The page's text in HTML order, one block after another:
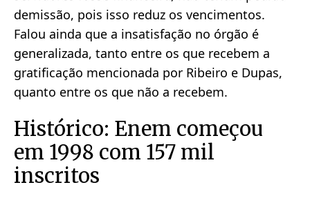
demissão, pois isso reduz os vencimentos.
Falou ainda que a insatisfação no órgão é
generalizada, tanto entre os que recebem a
gratificação mencionada por Ribeiro e Dupas,
quanto entre os que não a recebem.
Histórico: Enem começou
em 1998 com 157 mil
inscritos